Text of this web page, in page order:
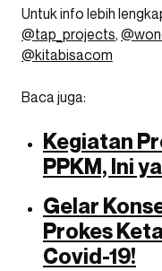
Untuk info lebih
@tap_projects,
@kitabisacom
Baca juga:
Kegiatan
PPKM, Ini
Gelar
Prokes
Covid-19!